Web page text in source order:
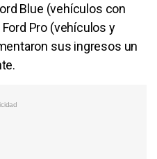
Blue (vehículos con
Pro (vehículos y
sus ingresos un